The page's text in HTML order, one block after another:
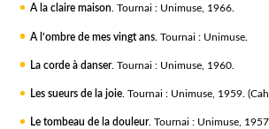
A la claire maison. Tournai : Unimuse, 1966.
A l’ombre de mes vingt ans. Tournai : Unimuse.
La corde à danser. Tournai : Unimuse, 1960.
Les sueurs de la joie. Tournai : Unimuse, 1959.
Le tombeau de la douleur. Tournai : Unimuse,